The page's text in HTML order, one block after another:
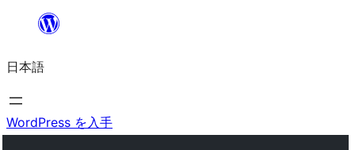
を
ス
キ
日本語
WordPress を入手